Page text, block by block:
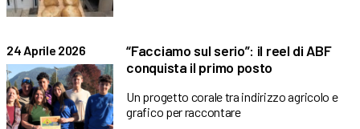
24 Aprile 2026
“Facciamo sul serio”: il reel di ABF
conquista il primo posto
Un progetto corale tra indirizzo agricolo e
grafico per raccontare